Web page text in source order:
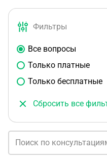
Фильтры
Все вопросы
Только платные
Только бесплатные
Сбросить все